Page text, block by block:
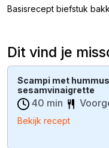
Basisrecept biefstuk
Dit vind je
Scampi met
sesamvinaigrette
40 min
Bekijk recept